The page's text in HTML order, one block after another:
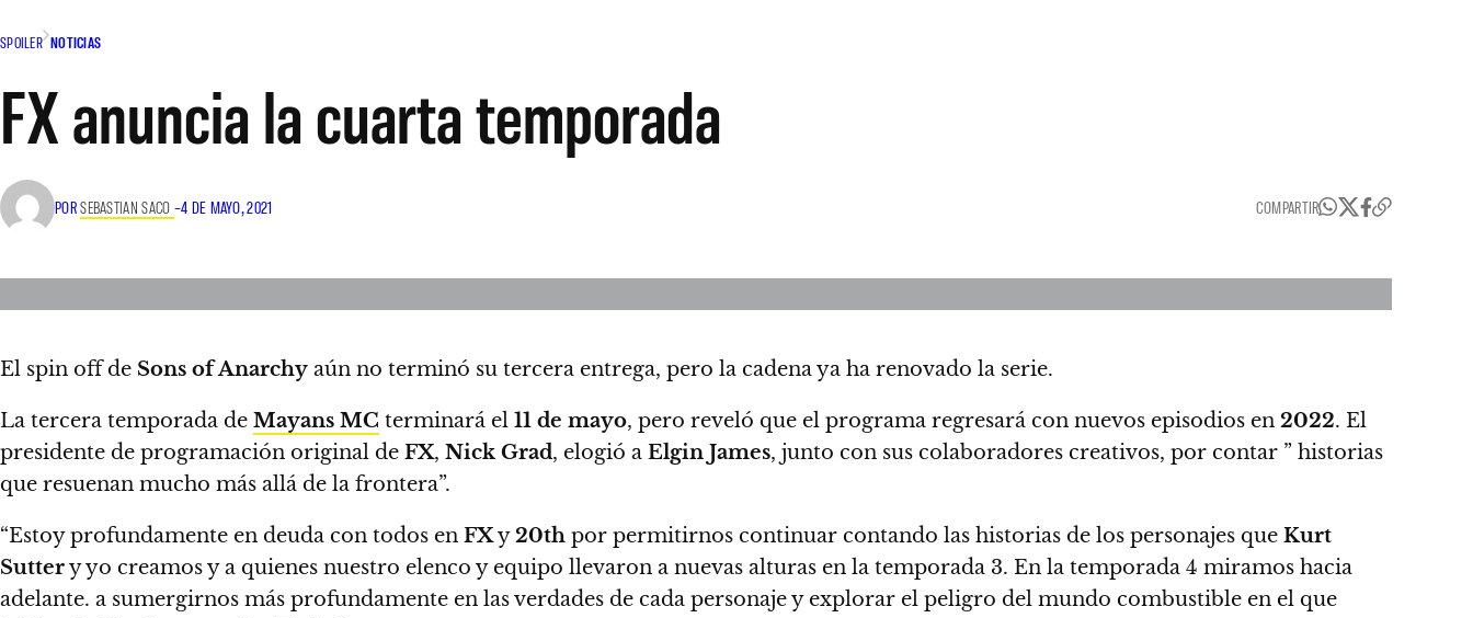
SPOILER NOTICIAS
FX anuncia la cuarta temporada
PORSEBASTIAN SACO –4 DE MAYO, 2021 COMPARTIR
El spin off de Sons of Anarchy aún no terminó su tercera entrega, pero la cadena ya ha renovado la serie.
La tercera temporada de Mayans MC terminará el 11 de mayo, pero reveló que el programa regresará con nuevos episodios en 2022. El
presidente de programación original de FX, Nick Grad, elogió a Elgin James, junto con sus colaboradores creativos, por contar ” historias
que resuenan mucho más allá de la frontera”.
“Estoy profundamente en deuda con todos en FXy20th por permitirnos continuar contando las historias de los personajes que Kurt
Suttery yo creamos y a quienes nuestro elenco y equipo llevaron a nuevas alturas en la temporada 3. En la temporada 4 miramos hacia
adelante. a sumergirnos más profundamente en las verdades de cada personaje y explorar el peligro del mundo combustible en el que